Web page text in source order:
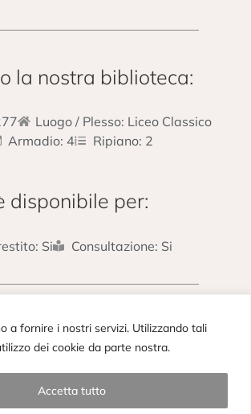
a fornire i nostri servizi. Utilizzando tali
dei cookie da parte nostra.
Accetta tutto
la nostra biblioteca:
Luogo / Plesso: Liceo Classico
Armadio: 4
Ripiano: 2
disponibile per:
Si Consultazione: Si